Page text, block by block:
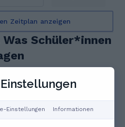
Zeitplan anzeigen
Schüler*innen
Einstellungen Informationen